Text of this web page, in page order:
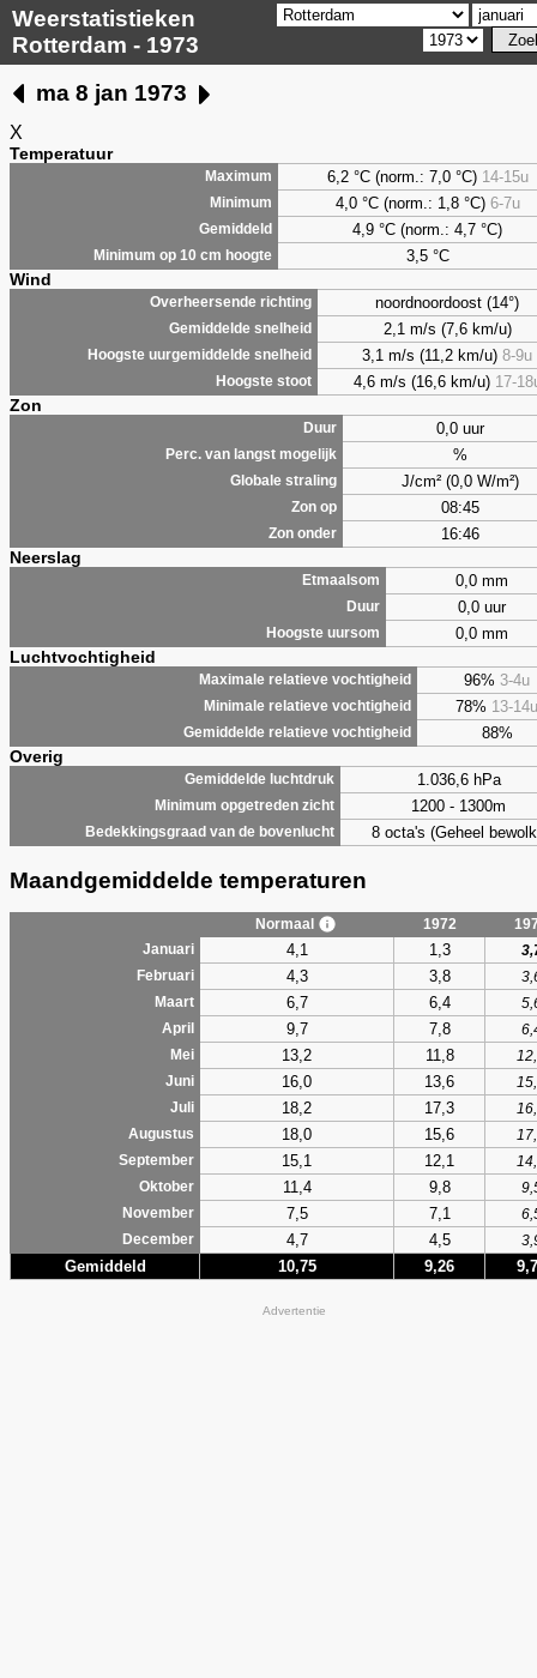
Weerstatistieken
Rotterdam - 1973
ma 8 jan 1973
X
Temperatuur
Maximum 6,2 °C (norm.: 7,0 °C) 14-15u
Minimum 4,0 °C (norm.: 1,8 °C) 6-7u
Gemiddeld 4,9 °C (norm.: 4,7 °C)
Minimum op 10 cm hoogte 3,5 °C
Wind
Overheersende richting noordnoordoost (14°)
Gemiddelde snelheid 2,1 m/s (7,6 km/u)
Hoogste uurgemiddelde snelheid 3,1 m/s (11,2 km/u) 8-9u
Hoogste stoot 4,6 m/s (16,6 km/u) 17-
Zon
Duur 0,0 uur
Perc. van langst mogelijk %
Globale straling J/cm² (0,0 W/m²)
Zon op 08:45
Zon onder 16:46
Neerslag
Etmaalsom 0,0 mm
Duur 0,0 uur
Hoogste uursom 0,0 mm
Luchtvochtigheid
Maximale relatieve vochtigheid 96% 3-4u
Minimale relatieve vochtigheid 78% 13-14u
Gemiddelde relatieve vochtigheid 88%
Overig
Gemiddelde luchtdruk 1.036,6 hPa
Minimum opgetreden zicht 1200 - 1300m
Bedekkingsgraad van de bovenlucht 8 octa's (Geheel
Maandgemiddelde temperaturen
Normaal 1972
Januari
4,1 1,3
Februari
4,3 3,8
Maart
6,7 6,4
April
9,7 7,8
Mei
13,2 11,8
Juni
16,0 13,6
Juli
18,2 17,3
Augustus
18,0 15,6
September
15,1 12,1
Oktober
11,4 9,8
November
7,5 7,1
December
4,7 4,5
Gemiddeld 10,75 9,26
Advertentie